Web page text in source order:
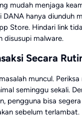
mudah menjaga
DANA hanya diunduh
Store. Hindari link
disusupi malware.
Secara
muncul.
seminggu sekali.
pengguna bisa
sebelum terlambat.